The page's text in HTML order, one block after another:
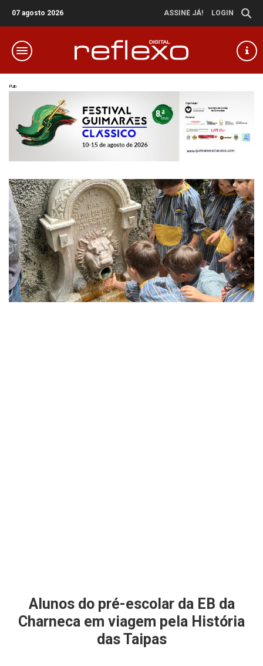
07 agosto 2026 ASSINE JÁ! LOGIN
Pub
Alunos do pré-escolar da EB da
Charneca em viagem pela História
das Taipas